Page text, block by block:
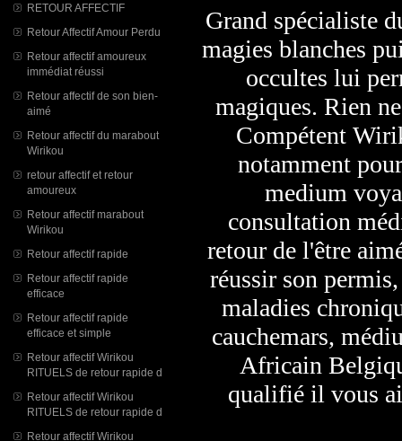
RETOUR AFFECTIF
Retour Affectif Amour Perdu
Retour affectif amoureux
immédiat réussi
Retour affectif de son bien-
aimé
Retour affectif du marabout
Wirikou
retour affectif et retour
amoureux
Retour affectif marabout
Wirikou
Retour affectif rapide
Retour affectif rapide
efficace
Retour affectif rapide
efficace et simple
Retour affectif Wirikou
RITUELS de retour rapide d
Retour affectif Wirikou
RITUELS de retour rapide d
Retour affectif Wirikou
Grand spécialiste
magies blanches
occultes lui
magiques. Rien
Compétent
notamment
medium
consultation
retour de l'être
réussir son
maladies
cauchemars,
Africain
qualifié il vous